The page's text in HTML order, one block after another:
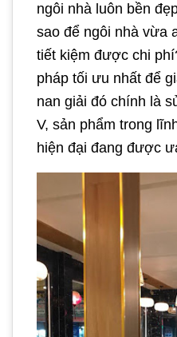
ngôi nhà luôn bền
sao để ngôi nhà vừa
tiết kiệm được chi
pháp tối ưu nhất để
nan giải đó chính là
V, sản phẩm trong
hiện đại đang được